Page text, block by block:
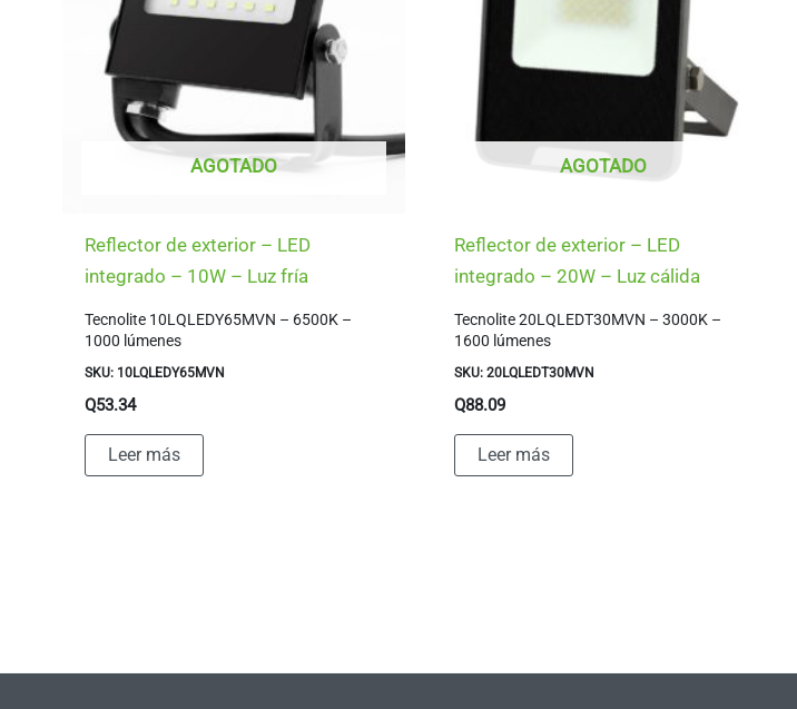
AGOTADO
Reflector de exterior – LED
integrado – 10W – Luz fría
Tecnolite 10LQLEDY65MVN – 6500K –
1000 lúmenes
SKU: 10LQLEDY65MVN
Q53.34
Leer más
AGOTADO
Reflector de exterior – LED
integrado – 20W – Luz cálida
Tecnolite 20LQLEDT30MVN – 3000K –
1600 lúmenes
SKU: 20LQLEDT30MVN
Q88.09
Leer más